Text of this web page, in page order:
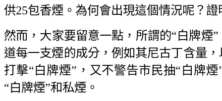
供25包香煙。為何會出現這個情況呢？
然而，大家要留意一點，所謂的“白牌煙
道每一支煙的成分，例如其尼古丁含量
打擊“白牌煙”，又不警告市民抽“白牌
“白牌煙”和私煙。